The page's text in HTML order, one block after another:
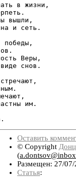
в жизни,
вышли,
и сеть.
победы,
Веры,
снов.
им.
Оставить
© Copyright
(
Размещен: 27/
Статья: